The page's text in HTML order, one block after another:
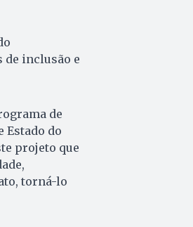
de inclusão e
de
Estado do
projeto que
torná-lo